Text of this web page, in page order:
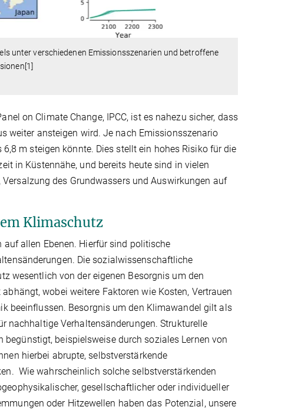
unter verschiedenen Emissionsszenarien und betroffene
on Climate Change, IPCC, ist es nahezu sicher, dass
weiter ansteigen wird. Je nach Emissionsszenario
m steigen könnte. Dies stellt ein hohes Risiko für die
in Küstennähe, und bereits heute sind in vielen
des Grundwassers und Auswirkungen auf
Klimaschutz
allen Ebenen. Hierfür sind politische
Die sozialwissenschaftliche
wesentlich von der eigenen Besorgnis um den
wobei weitere Faktoren wie Kosten, Vertrauen
beeinflussen. Besorgnis um den Klimawandel gilt als
nachhaltige Verhaltensänderungen. Strukturelle
beispielsweise durch soziales Lernen von
hierbei abrupte, selbstverstärkende
Wie wahrscheinlich solche selbstverstärkenden
gesellschaftlicher oder individueller
oder Hitzewellen haben das Potenzial, unsere